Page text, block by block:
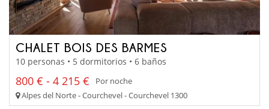
CHALET BOIS DES BARMES
10 personas • 5 dormitorios • 6 baños
800 € - 4 215 €
Por noche
Alpes del Norte - Courchevel - Courchevel 1300